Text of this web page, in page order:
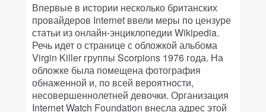
Впервые в истории несколько британских
провайдеров Internet ввели меры по цензуре
статьи из онлайн-энциклопедии Wikipedia.
Речь идет о странице с обложкой альбома
Virgin Killer группы Scorpions 1976 года. На
обложке была помещена фотография
обнаженной и, по всей вероятности,
несовершеннолетней девочки. Организация
Internet Watch Foundation внесла адрес этой